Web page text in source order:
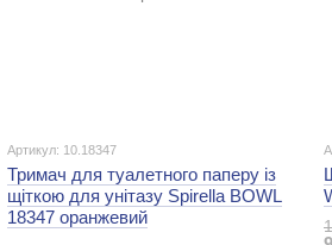
Артикул: 10.18347
Тримач для туалетного паперу із
щіткою для унітазу Spirella BOWL
18347 оранжевий